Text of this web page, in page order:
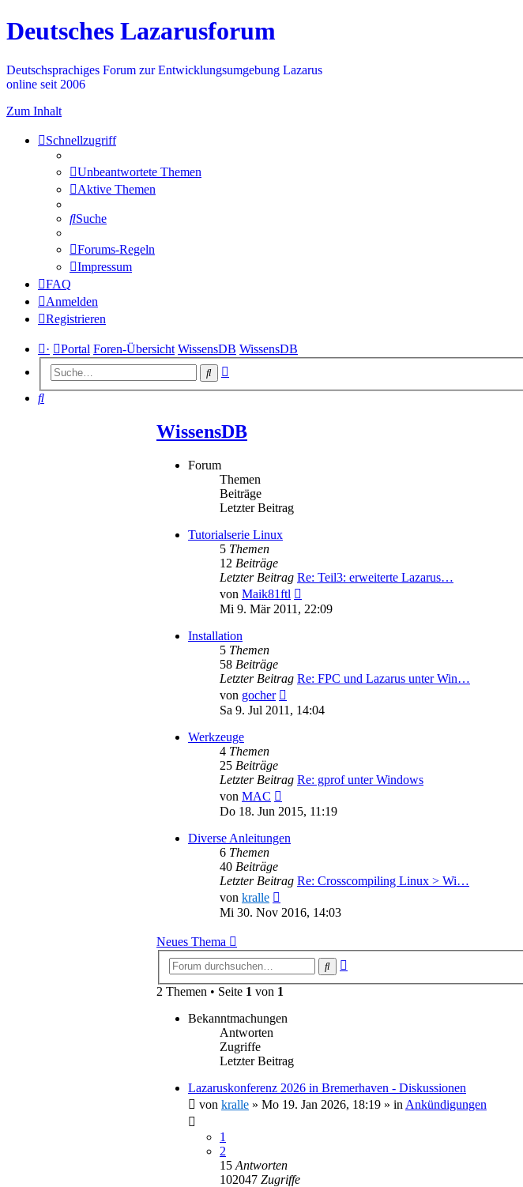
Deutsches Lazarusforum
Deutschsprachiges Forum zur Entwicklungsumgebung Lazarus
online seit 2006
Zum Inhalt
Schnellzugriff
Unbeantwortete Themen
Aktive Themen
Suche
Forums-Regeln
Impressum
FAQ
Anmelden
Registrieren
· Portal Foren-Übersicht WissensDB WissensDB
Suche
Suche
WissensDB
Forum
Themen
Beiträge
Letzter Beitrag
Tutorialserie Linux
5 Themen
12 Beiträge
Letzter Beitrag Re: Teil3: erweiterte Lazarus…
von Maik81ftl
Beitrag
Mi 9. Mär 2011, 22:09
Installation
5 Themen
58 Beiträge
Letzter Beitrag Re: FPC und Lazarus unter Win…
von gocher
Beitrag
Sa 9. Jul 2011, 14:04
Werkzeuge
4 Themen
25 Beiträge
Letzter Beitrag Re: gprof unter Windows
von MAC
Beitrag
Do 18. Jun 2015, 11:19
Diverse Anleitungen
6 Themen
40 Beiträge
Letzter Beitrag Re: Crosscompiling Linux > Wi…
von kralle
Beitrag
Mi 30. Nov 2016, 14:03
Neues Thema
Suche
2 Themen • Seite 1 von 1
Bekanntmachungen
Antworten
Zugriffe
Letzter Beitrag
Lazaruskonferenz 2026 in Bremerhaven - Diskussionen
von kralle » Mo 19. Jan 2026, 18:19 » in Ankündigungen
1
2
15 Antworten
102047 Zugriffe